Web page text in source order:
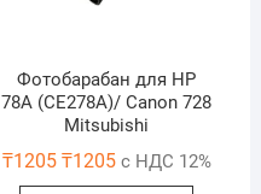
Фотобарабан для HP
78A (CE278A)/ Canon 728
Mitsubishi
₸1205 ₸1205с НДС 12%